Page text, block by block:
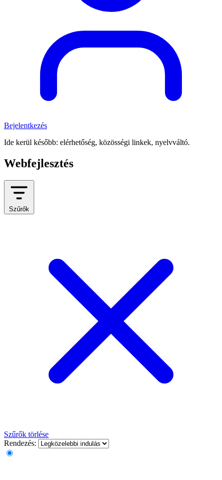
Bejelentkezés
Ide kerül később: elérhetőség, közösségi linkek, nyelvváltó.
Webfejlesztés
Szűrők
Szűrők törlése
Rendezés: